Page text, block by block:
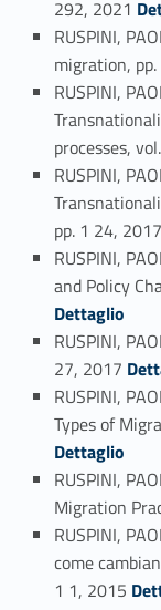
292, 2021
RUSPINI,
migration,
RUSPINI,
processes,
RUSPINI,
pp. 1 24, 2017
RUSPINI,
and Policy
Dettaglio
RUSPINI,
27, 2017 Link identifier #identifier_person_86571-43
RUSPINI,
Types of
Dettaglio
RUSPINI,
Migration
RUSPINI,
come
1 1, 2015 Link identifier #identifier_person_153621-46